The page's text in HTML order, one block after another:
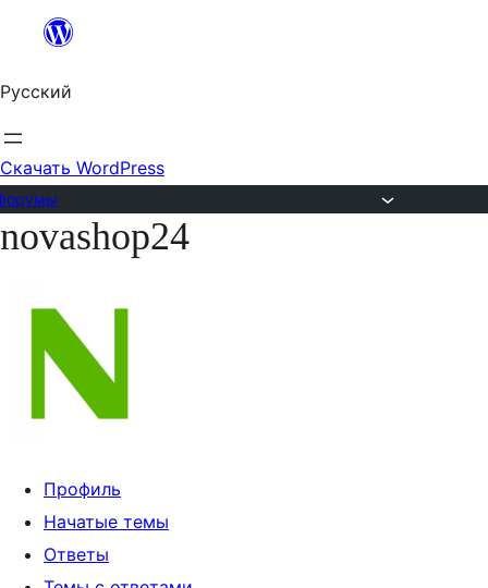
Перейти
содержимому
Русский
Скачать WordPress
Перейти
novashop24
Профиль
Начатые темы
Ответы